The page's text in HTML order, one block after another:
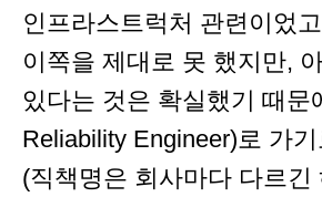
인프라스트럭처 관련이었
이쪽을 제대로 못 했지만,
있다는 것은 확실했기 때문
Reliability Engineer)로 가
(직책명은 회사마다 다르긴